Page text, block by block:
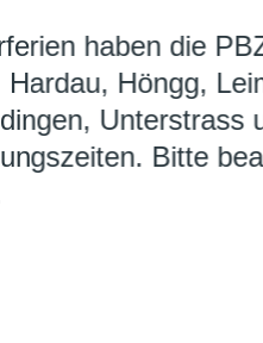
haben die
Höngg,
Unterstrass
Bitte